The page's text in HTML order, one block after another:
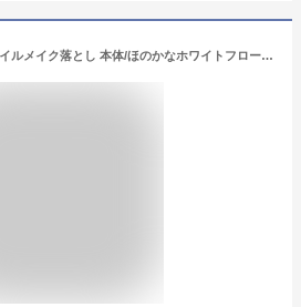
ビオレ ザクレンズオイルメイク落とし 本体/ほのかなホワイトフローラルの香り 190ml クレンジング アットコスメ